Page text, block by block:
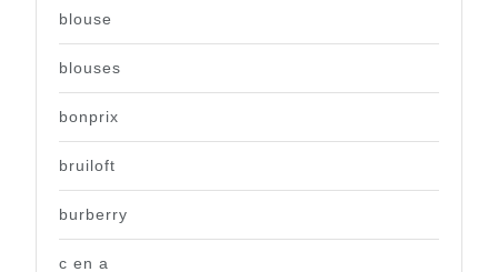
blouse
blouses
bonprix
bruiloft
burberry
c en a